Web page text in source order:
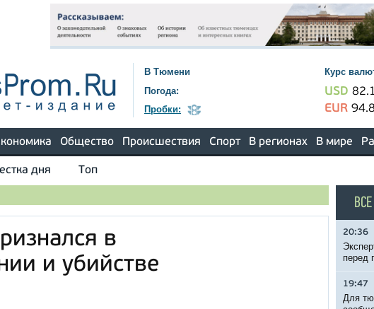
В Тюмени
Погода:
Пробки:
Курс
USD
EUR
Общество Происшествия Спорт В регионах В мире
дня Топ
в
и убийстве
20:36
перед
19:47
Для